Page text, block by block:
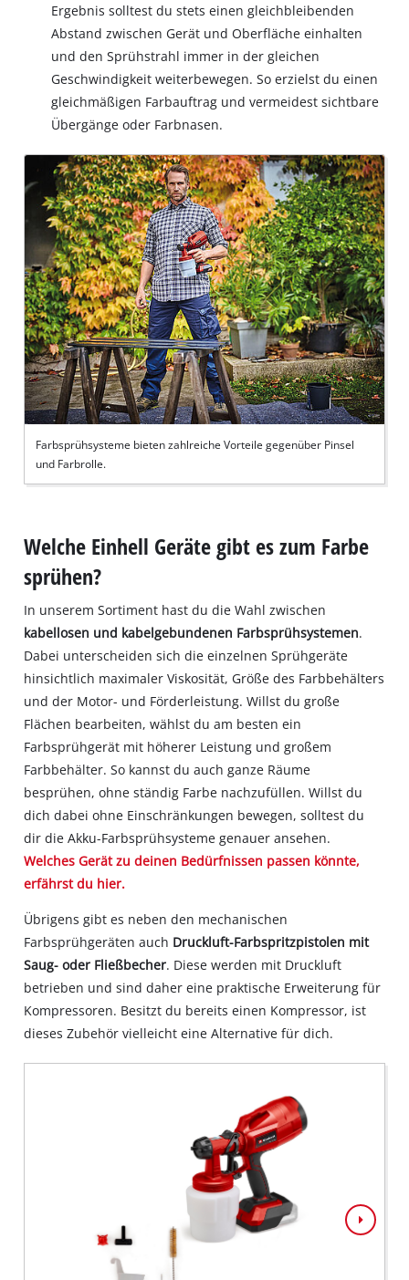
Ergebnis solltest du stets einen gleichbleibenden
Abstand zwischen Gerät und Oberfläche einhalten
und den Sprühstrahl immer in der gleichen
Geschwindigkeit weiterbewegen. So erzielst du einen
gleichmäßigen Farbauftrag und vermeidest sichtbare
Übergänge oder Farbnasen.
Farbsprühsysteme bieten zahlreiche Vorteile gegenüber Pinsel
und Farbrolle.
Welche Einhell Geräte gibt es zum Farbe
sprühen?
In unserem Sortiment hast du die Wahl zwischen
kabellosen und kabelgebundenen Farbsprühsystemen.
Dabei unterscheiden sich die einzelnen Sprühgeräte
hinsichtlich maximaler Viskosität, Größe des Farbbehälters
und der Motor- und Förderleistung. Willst du große
Flächen bearbeiten, wählst du am besten ein
Farbsprühgerät mit höherer Leistung und großem
Farbbehälter. So kannst du auch ganze Räume
besprühen, ohne ständig Farbe nachzufüllen. Willst du
dich dabei ohne Einschränkungen bewegen, solltest du
dir die Akku-Farbsprühsysteme genauer ansehen.
Welches Gerät zu deinen Bedürfnissen passen könnte,
erfährst du hier.
Übrigens gibt es neben den mechanischen
Farbsprühgeräten auch Druckluft-Farbspritzpistolen mit
Saug- oder Fließbecher. Diese werden mit Druckluft
betrieben und sind daher eine praktische Erweiterung für
Kompressoren. Besitzt du bereits einen Kompressor, ist
dieses Zubehör vielleicht eine Alternative für dich.